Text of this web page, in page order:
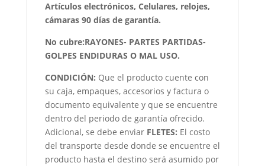
Artículos electrónicos, Celulares, relojes,
cámaras 90 días de garantía.
No cubre:RAYONES- PARTES PARTIDAS-
GOLPES ENDIDURAS O MAL USO.
CONDICIÓN: Que el producto cuente con
su caja, empaques, accesorios y factura o
documento equivalente y que se encuentre
dentro del periodo de garantía ofrecido.
Adicional, se debe enviar FLETES: El costo
del transporte desde donde se encuentre el
producto hasta el destino será asumido por